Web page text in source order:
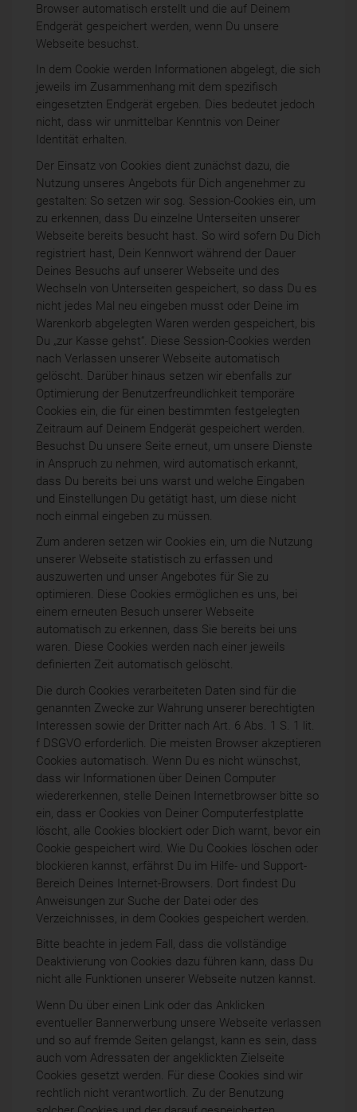
Browser automatisch erstellt und die auf Deinem
Endgerät gespeichert werden, wenn Du unsere
Webseite besuchst.
In dem Cookie werden Informationen abgelegt, die sich
jeweils im Zusammenhang mit dem spezifisch
eingesetzten Endgerät ergeben. Dies bedeutet jedoch
nicht, dass wir unmittelbar Kenntnis von Deiner
Identität erhalten.
Der Einsatz von Cookies dient zunächst dazu, die
Nutzung unseres Angebots für Dich angenehmer zu
gestalten: So setzen wir sog. Session-Cookies ein, um
zu erkennen, dass Du einzelne Unterseiten unserer
Webseite bereits besucht hast. So wird sofern Du Dich
registriert hast, Dein Kennwort während der Dauer
Deines Besuchs auf unserer Webseite und des
Wechseln von Unterseiten gespeichert, so dass Du es
nicht jedes Mal neu eingeben musst oder Deine im
Warenkorb abgelegten Waren werden gespeichert, bis
Du „zur Kasse gehst“. Diese Session-Cookies werden
nach Verlassen unserer Webseite automatisch
gelöscht. Darüber hinaus setzen wir ebenfalls zur
Optimierung der Benutzerfreundlichkeit temporäre
Cookies ein, die für einen bestimmten festgelegten
Zeitraum auf Deinem Endgerät gespeichert werden.
Besuchst Du unsere Seite erneut, um unsere Dienste
in Anspruch zu nehmen, wird automatisch erkannt,
dass Du bereits bei uns warst und welche Eingaben
und Einstellungen Du getätigt hast, um diese nicht
noch einmal eingeben zu müssen.
Zum anderen setzen wir Cookies ein, um die Nutzung
unserer Webseite statistisch zu erfassen und
auszuwerten und unser Angebotes für Sie zu
optimieren. Diese Cookies ermöglichen es uns, bei
einem erneuten Besuch unserer Webseite
automatisch zu erkennen, dass Sie bereits bei uns
waren. Diese Cookies werden nach einer jeweils
definierten Zeit automatisch gelöscht.
Die durch Cookies verarbeiteten Daten sind für die
genannten Zwecke zur Wahrung unserer berechtigten
Interessen sowie der Dritter nach Art. 6 Abs. 1 S. 1 lit.
f DSGVO erforderlich. Die meisten Browser akzeptieren
Cookies automatisch. Wenn Du es nicht wünschst,
dass wir Informationen über Deinen Computer
wiedererkennen, stelle Deinen Internetbrowser bitte so
ein, dass er Cookies von Deiner Computerfestplatte
löscht, alle Cookies blockiert oder Dich warnt, bevor ein
Cookie gespeichert wird. Wie Du Cookies löschen oder
blockieren kannst, erfährst Du im Hilfe- und Support-
Bereich Deines Internet-Browsers. Dort findest Du
Anweisungen zur Suche der Datei oder des
Verzeichnisses, in dem Cookies gespeichert werden.
Bitte beachte in jedem Fall, dass die vollständige
Deaktivierung von Cookies dazu führen kann, dass Du
nicht alle Funktionen unserer Webseite nutzen kannst.
Wenn Du über einen Link oder das Anklicken
eventueller Bannerwerbung unsere Webseite verlassen
und so auf fremde Seiten gelangst, kann es sein, dass
auch vom Adressaten der angeklickten Zielseite
Cookies gesetzt werden. Für diese Cookies sind wir
rechtlich nicht verantwortlich. Zu der Benutzung